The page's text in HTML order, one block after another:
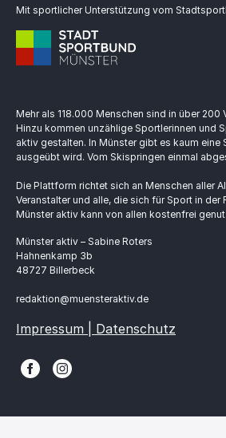
Mit sportlicher Unterstützung vom
Mehr als 118.000 Menschen sind in über 200
Hinzu kommen unzählige Sportlerinnen und
aktiv gestalten. In Münster gibt es kaum eine
ausgeübt wird. Vom Skispringen einmal
Die Plattform richtet sich an Menschen aller
Veranstalter und alle, die sich für Sport in der
Münster aktiv kann von allen kostenfrei
Münster aktiv – Sabine Roters
Hahnenkamp 3b
48727 Billerbeck
redaktion@muensteraktiv.de
Impressum | Datenschutz